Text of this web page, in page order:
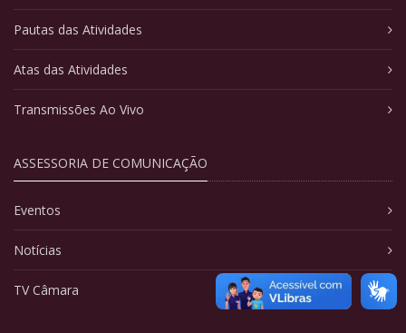
Pautas das Atividades
Atas das Atividades
Transmissões Ao Vivo
ASSESSORIA DE COMUNICAÇÃO
Eventos
Notícias
TV Câmara